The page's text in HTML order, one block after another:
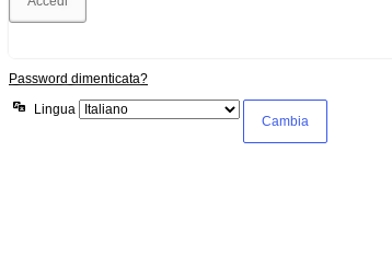
Password dimenticata?
Lingua